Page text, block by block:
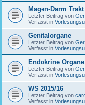
Magen-Darm Trakt
Letzter Beitrag von
Verfasst in
Genitalorgane
Letzter Beitrag von
Verfasst in
Endokrine Organe
Letzter Beitrag von
Verfasst in
WS 2015/16
Letzter Beitrag von
Verfasst in